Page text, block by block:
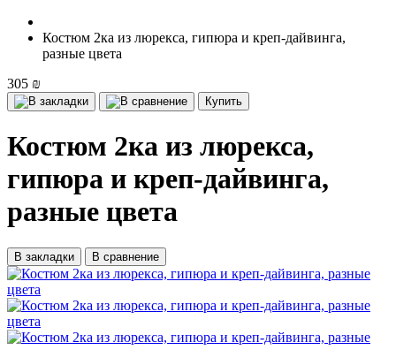
Костюм 2ка из люрекса, гипюра и креп-дайвинга,
разные цвета
305 ₪
Купить
Костюм 2ка из люрекса,
гипюра и креп-дайвинга,
разные цвета
В закладки В сравнение